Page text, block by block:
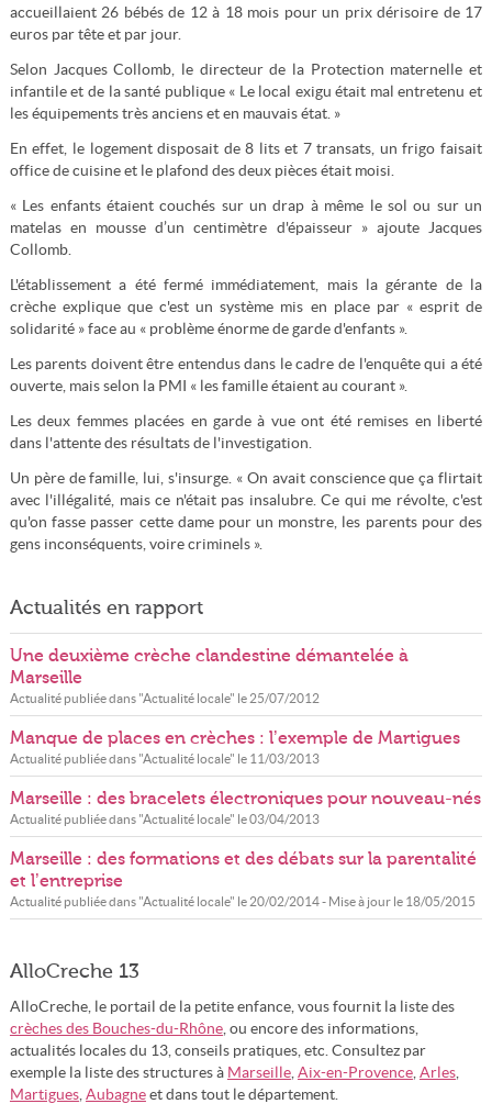
accueillaient 26 bébés de 12 à 18 mois pour un prix dérisoire de 17
euros par tête et par jour.
Selon Jacques Collomb, le directeur de la Protection maternelle et
infantile et de la santé publique « Le local exigu était mal entretenu et
les équipements très anciens et en mauvais état. »
En effet, le logement disposait de 8 lits et 7 transats, un frigo faisait
office de cuisine et le plafond des deux pièces était moisi.
« Les enfants étaient couchés sur un drap à même le sol ou sur un
matelas en mousse d’un centimètre d'épaisseur » ajoute Jacques
Collomb.
L'établissement a été fermé immédiatement, mais la gérante de la
crèche explique que c'est un système mis en place par « esprit de
solidarité » face au « problème énorme de garde d'enfants ».
Les parents doivent être entendus dans le cadre de l'enquête qui a été
ouverte, mais selon la PMI « les famille étaient au courant ».
Les deux femmes placées en garde à vue ont été remises en liberté
dans l'attente des résultats de l'investigation.
Un père de famille, lui, s'insurge. « On avait conscience que ça flirtait
avec l'illégalité, mais ce n'était pas insalubre. Ce qui me révolte, c'est
qu'on fasse passer cette dame pour un monstre, les parents pour des
gens inconséquents, voire criminels ».
Actualités en rapport
Une deuxième crèche clandestine démantelée à
Marseille
Actualité publiée dans "Actualité locale" le 25/07/2012
Manque de places en crèches : l’exemple de Martigues
Actualité publiée dans "Actualité locale" le 11/03/2013
Marseille : des bracelets électroniques pour nouveau-nés
Actualité publiée dans "Actualité locale" le03/04/2013
Marseille : des formations et des débats sur la parentalité
et l’entreprise
Actualité publiée dans "Actualité locale" le 20/02/2014- Mise à jour le 18/05/2015
AlloCreche 13
AlloCreche, le portail de la petite enfance, vous fournit la liste des
crèches des Bouches-du-Rhône, ou encore des informations,
actualités locales du 13, conseils pratiques, etc. Consultez par
exemple la liste des structures à Marseille, Aix-en-Provence, Arles,
Martigues, Aubagneet dans tout le département.